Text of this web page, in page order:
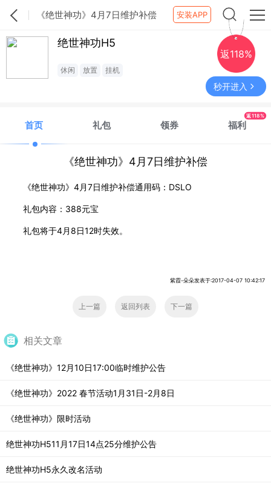
《绝世神功》4月7日维护补偿 安装APP
绝世神功H5
休闲 放置 挂机
返118%
秒开进入
首页 礼包 领券 福利
返118%
《绝世神功》4月7日维护补偿
《绝世神功》4月7日维护补偿通用码：DSLO
礼包内容：388元宝
礼包将于4月8日12时失效。
紫霞-朵朵发表于:2017-04-07 10:42:17
上一篇 返回列表 下一篇
相关文章
《绝世神功》12月10日17:00临时维护公告
《绝世神功》2022 春节活动1月31日-2月8日
《绝世神功》限时活动
绝世神功H511月17日14点25分维护公告
绝世神功H5永久改名活动